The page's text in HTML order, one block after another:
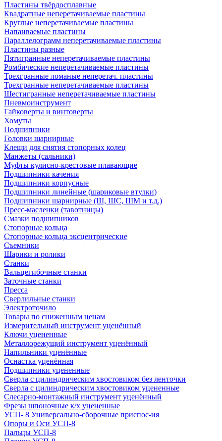
Пластины твёрдосплавные
Квадратные неперетачиваемые пластины
Круглые неперетачиваемые пластины
Напаиваемые пластины
Параллелограмм неперетачиваемые пластины
Пластины разные
Пятигранные неперетачиваемые пластины
Ромбические неперетачиваемые пластины
Трехгранные ломаные неперетач. пластины
Трехгранные неперетачиваемые пластины
Шестигранные неперетачиваемые пластины
Пневмоинструмент
Гайковерты и винтоверты
Хомуты
Подшипники
Головки шарнирные
Клещи для снятия стопорных колец
Манжеты (сальники)
Муфты кулисно-крестовые плавающие
Подшипники качения
Подшипники корпусные
Подшипники линейные (шариковые втулки)
Подшипники шарнирные (Ш, ШС, ШМ и т.д.)
Пресс-масленки (тавотницы)
Смазки подшипников
Стопорные кольца
Стопорные кольца эксцентрические
Съемники
Шарики и ролики
Станки
Вальцегибочные станки
Заточные станки
Пресса
Сверлильные станки
Электроточило
Товары по сниженным ценам
Измерительный инструмент уценённый
Ключи уцененные
Металлорежущий инструмент уценённый
Напильники уценённые
Оснастка уценённая
Подшипники уцененные
Сверла с цилиндрическим хвостовиком без ленточки
Сверла с цилиндрическим хвостовиком уцененные
Слесарно-монтажный инструмент уценённый
Фрезы шпоночные к/х уцененные
УСП- 8 Универсально-сборочные приспос-ия
Опоры и Оси УСП-8
Пальцы УСП-8